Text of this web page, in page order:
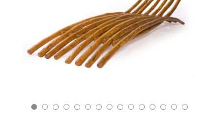
X LONG ARAUCARI –
ESPREGUIÇADEIRA